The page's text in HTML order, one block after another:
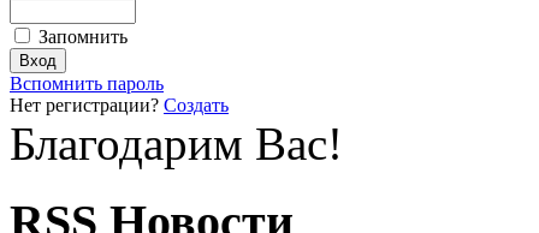
Запомнить
Вспомнить пароль
Нет регистрации? Создать
Благодарим Вас!
RSS Новости